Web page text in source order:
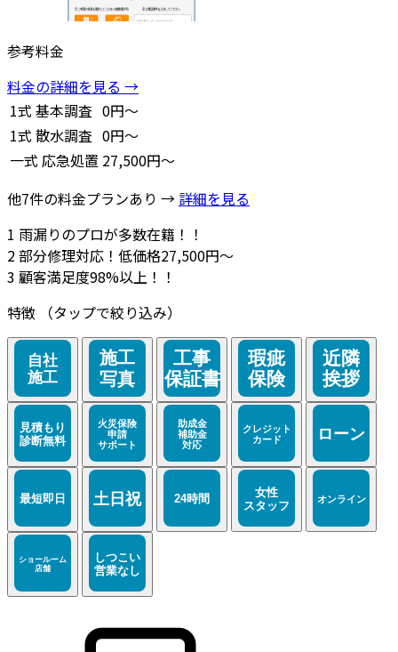
参考料金
料金の詳細を見る →
1式 基本調査 0円～
1式 散水調査 0円～
一式 応急処置 27,500円～
他7件の料金プランあり → 詳細を見る
1 雨漏りのプロが多数在籍！！
2部分修理対応！低価格27,500円～
3 顧客満足度98%以上！！
特徴
（タップで絞り込み）